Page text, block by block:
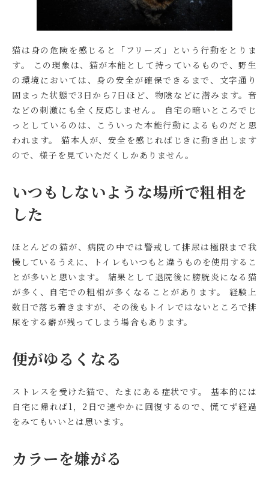
猫は身の危険を感じると「フリーズ」という行動をとりま
す。 この現象は、猫が本能として持っているもので、野生
の環境においては、身の安全が確保できるまで、文字通り
固まった状態で3日から7日ほど、物陰などに潜みます。音
などの刺激にも全く反応しません。 自宅の暗いところでじ
っとしているのは、こういった本能行動によるものだと思
われます。 猫本人が、安全を感じればじきに動き出します
ので、様子を見ていただくしかありません。
いつもしないような場所で粗相を
した
ほとんどの猫が、病院の中では警戒して排尿は極限まで我
慢しているうえに、トイレもいつもと違うものを使用するこ
とが多いと思います。 結果として退院後に膀胱炎になる猫
が多く、自宅での粗相が多くなることがあります。 経験上
数日で落ち着きますが、その後もトイレではないところで排
尿をする癖が残ってしまう場合もあります。
便がゆるくなる
ストレスを受けた猫で、たまにある症状です。 基本的には
自宅に帰れば1，2日で速やかに回復するので、慌てず経過
をみてもいいとは思います。
カラーを嫌がる